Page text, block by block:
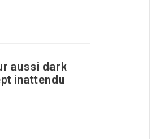
aussi dark
inattendu